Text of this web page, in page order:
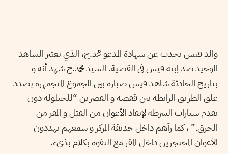
والد قيس تحدث عن شهادة المدعو محمد.ح، الذي يعتبر الشاهد
الوحيد ضد إبنه قيس في القضية. السيد محمد.ح شهد أنه و
بتاريخ الحادثة شاهد قيس صبارة بين الجموع المتجمهرة بصدد
غلق الطريق الرابطة بين قفصة و القصرين “للحيلولة دون
تقدم سيارات الشرطة لإنقاذ الأعوان من القتل و المفر من
الحرق.” ، كما رآهم داخل حديقة المركز و سمعهم يهددون
الأعوان المحتجزين داخل المقر مع التفوه بكلام بذيء.